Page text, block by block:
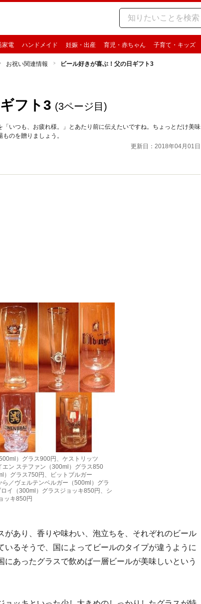
家電 ハンドメイド 妊娠・出産 育児・赤ちゃん 子育て・キッズ
お祝い関連情報 ビール好きが喜ぶ！父の日ギフト3
フト3 (3ページ目)
いつも、お疲れ様。」とあたり前に伝えたいですね。ちょっとだけ美味
のを贈りましょう。
更新日：2018年04月01日
）グラス900円、ケストリッツ
エン ステファン（300ml）グラス850
）グラス750円、ビットブルガー
／ヴェルテンベルガー（500ml）グラ
イ（300ml）グラスジョッキ850円、シ
ッキ850円
あり、香りや味わい、泡立ちを、それぞれのビール
るそうで、国によってビールのタイプが違うように
あったグラスで飲めば一層ビールが美味しいという